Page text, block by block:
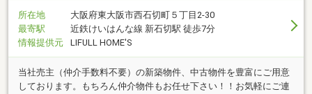
所在地
大阪府東大阪市西石切町５丁目2-30
最寄駅
近鉄けいはんな線 新石切駅 徒歩7分
情報提供元
LIFULL HOME'S
当社売主（仲介手数料不要）の新築物件、中古物件を豊富にご用意
しております。もちろん仲介物件もお任せ下さい！！お気軽にご連